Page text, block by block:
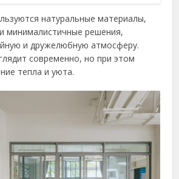
натуральные материалы,
минималистичные решения,
и дружелюбную атмосферу.
современно, но при этом
тепла и уюта.